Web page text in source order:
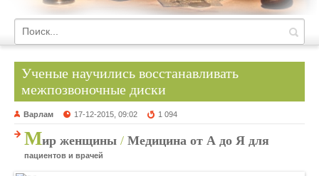
Ученые научились восстанавливать
межпозвоночные диски
Варлам 17-12-2015, 09:02 1 094
Мир женщины / Медицина от А до Я для
пациентов и врачей